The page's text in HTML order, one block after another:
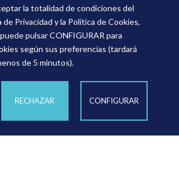
la totalidad de condiciones del
de Privacidad y la Política de Cookies,
pulsar CONFIGURAR para
según sus preferencias (tardará
de 5 minutos).
RECHAZAR CONFIGURAR